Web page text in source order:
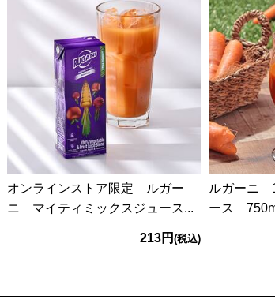
オンラインストア限定 ルガー
ニ マイティミックスジュース...
213円 (税込)
ルガーニ
ース